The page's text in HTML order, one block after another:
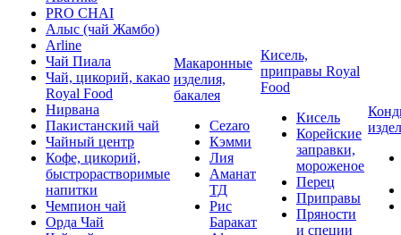
PRO CHAI
Алыс (чай Жамбо)
Arline
Чай Пиала
Чай, цикорий, какао
Royal Food
Нирвана
Пакистанский чай
Чайный центр
Кофе, цикорий,
быстрорастворимые
напитки
Чемпион чай
Орда Чай
Макаронные
изделия,
бакалея
Cezaro
Кэмми
Лия
Аманат
ТД
Рис
Баракат
Кисель,
приправы Royal
Food
Кисель
Корейские
заправки,
мороженое
Перец
Приправы
Пряности
и специи